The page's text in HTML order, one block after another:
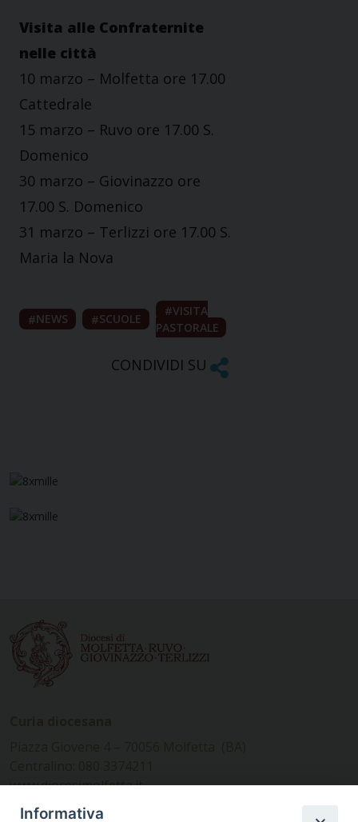
Visita alle Confraternite
nelle città
10 marzo – Molfetta ore 17.00
Cattedrale
15 marzo – Ruvo ore 17.00 S.
Domenico
30 marzo – Giovinazzo ore
17.00 S. Domenico
31 marzo – Terlizzi ore 17.00 S.
Maria la Nova
NEWS SCUOLE
VISITA
PASTORALE
CONDIVIDI SU
www.diocesimolfetta.it –
diocesimolfetta@pec.chiesacattolica.it
Informativa